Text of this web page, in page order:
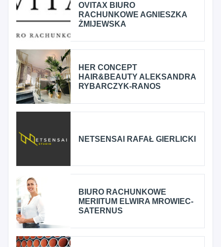
OVITAX BIURO
RACHUNKOWE AGNIESZKA
ŻMIJEWSKA
HER CONCEPT
HAIR&BEAUTY ALEKSANDRA
RYBARCZYK-RANOS
NETSENSAI RAFAŁ GIERLICKI
BIURO RACHUNKOWE
MERIITUM ELWIRA MROWIEC-
SATERNUS